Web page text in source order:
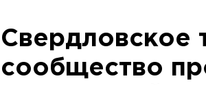
Свердловское
сообщество